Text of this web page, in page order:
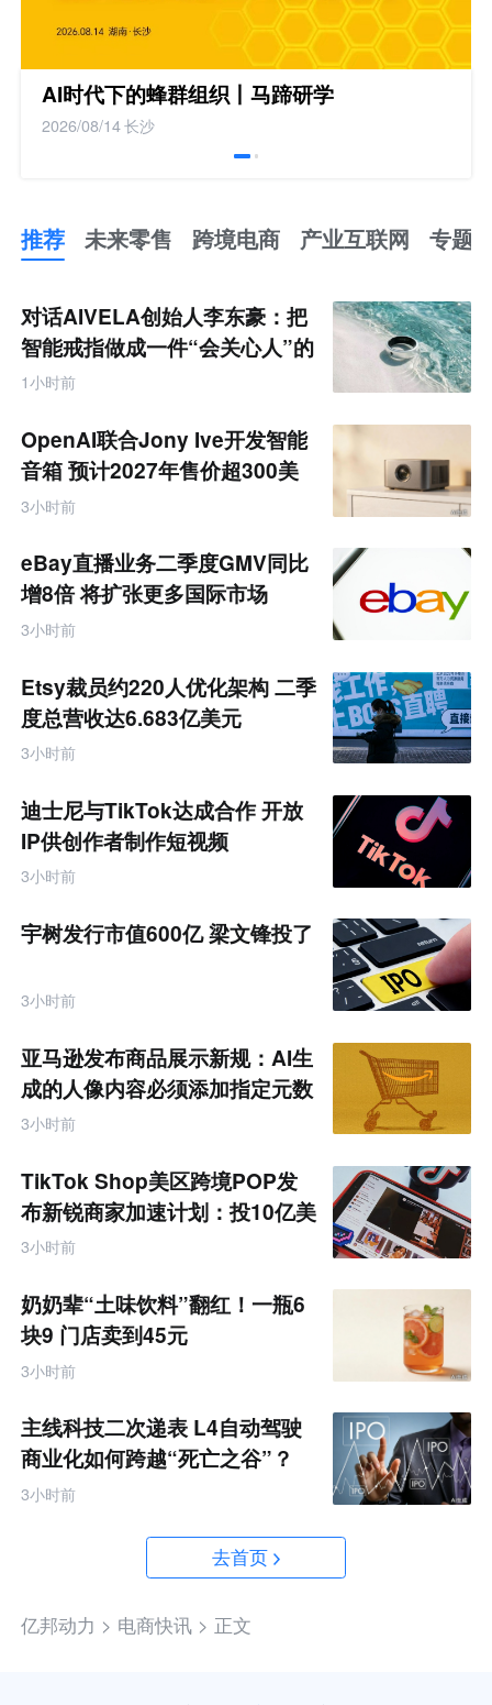
AI时代下的蜂群组织丨马蹄研学
2026/08/14长沙
推荐 未来零售 跨境电商 产业互联网 专题
来
零
售
跨
境
产
业
互
联
网
对话AIVELA创始人李东豪：把
智能戒指做成一件“会关心人”的
饰品
1小时前
OpenAI联合Jony Ive开发智能
音箱 预计2027年售价超300美
元
3小时前
eBay直播业务二季度GMV同比
增8倍 将扩张更多国际市场
3小时前
Etsy裁员约220人优化架构 二季
度总营收达6.683亿美元
3小时前
迪士尼与TikTok达成合作 开放
IP供创作者制作短视频
3小时前
宇树发行市值600亿 梁文锋投了
3小时前
亚马逊发布商品展示新规：AI生
成的人像内容必须添加指定元数
据
3小时前
TikTok Shop美区跨境POP发
布新锐商家加速计划：投10亿美
金资源帮扶四类商家
3小时前
奶奶辈“土味饮料”翻红！一瓶6
块9 门店卖到45元
3小时前
主线科技二次递表 L4自动驾驶
商业化如何跨越“死亡之谷”？
3小时前
去首页
亿邦动力 > 电商快讯 > 正文